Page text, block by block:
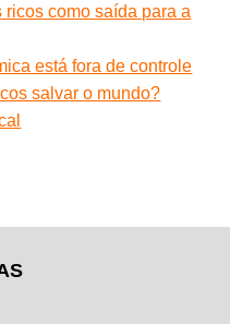
como saída para a
está fora de controle
salvar o mundo?